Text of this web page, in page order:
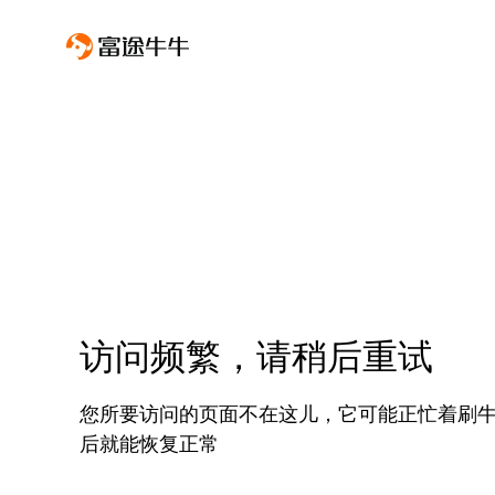
访问频繁，请稍后重试
您所要访问的页面不在这儿，它可能正忙着刷
后就能恢复正常